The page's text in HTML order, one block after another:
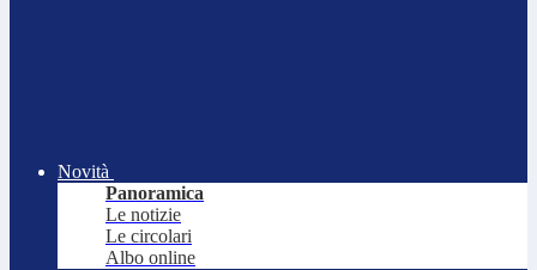
Novità
Panoramica
Le notizie
Le circolari
Albo online